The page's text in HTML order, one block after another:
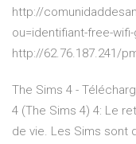
http://
ou=identifiant-free-
http://62.76.187.241/
The Sims 4 -
4 (The Sims 4) 4: Le
de vie. Les Sims sont